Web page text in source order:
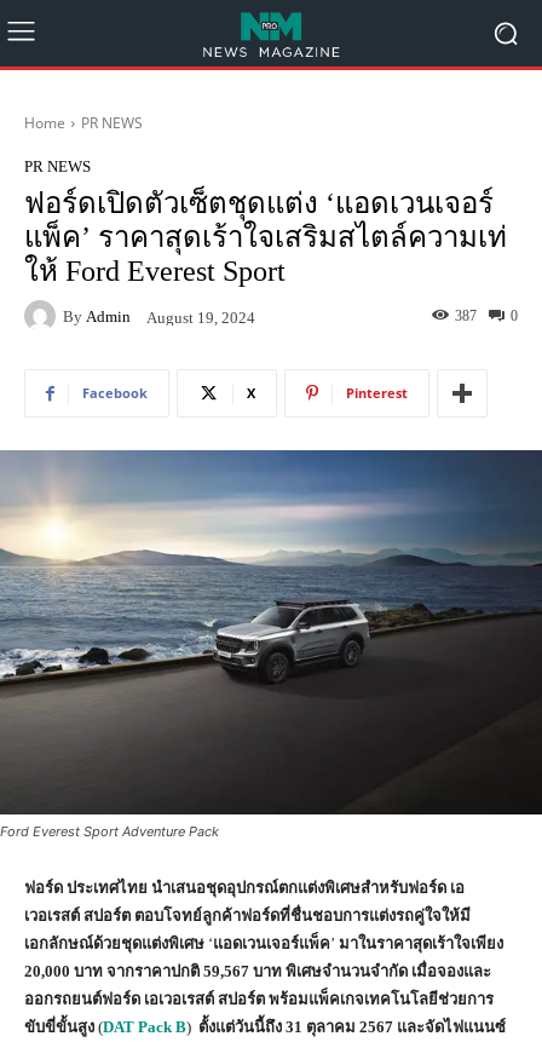
Home PR NEWS
PR NEWS
ฟอร์ดเปิดตัวเซ็ตชุดแต่ง ‘แอดเวนเจอร์
แพ็ค’ ราคาสุดเร้าใจเสริมสไตล์ความเท่
ให้ Ford Everest Sport
By Admin August 19, 2024 0
387
Facebook X Pinterest
Ford Everest Sport Adventure Pack
ฟอร์ด ประเทศไทย นำเสนอชุดอุปกรณ์ตกแต่งพิเศษสำหรับฟอร์ด เอ
เวอเรสต์ สปอร์ต ตอบโจทย์ลูกค้าฟอร์ดที่ชื่นชอบการแต่งรถคู่ใจให้มี
เอกลักษณ์ด้วยชุดแต่งพิเศษ ‘แอดเวนเจอร์แพ็ค’ มาในราคาสุดเร้าใจเพียง
20,000 บาท จากราคาปกติ 59,567 บาท พิเศษจำนวนจำกัด เมื่อจองและ
ออกรถยนต์ฟอร์ด เอเวอเรสต์ สปอร์ต พร้อมแพ็คเกจเทคโนโลยีช่วยการ
ขับขี่ขั้นสูง (DAT Pack B) ตั้งแต่วันนี้ถึง 31 ตุลาคม 2567 และจัดไฟแนนซ์